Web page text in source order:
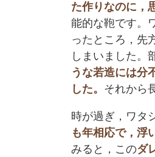
た作りなのに，
能的な鞄です。
ったところ，先
しまいました。
うな若造には分
した。 それから
時が過ぎ，ワタ
も年相応で，浮
みると，このダ